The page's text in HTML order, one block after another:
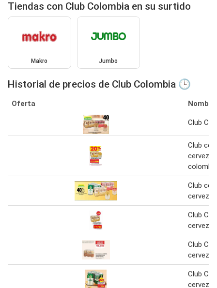
Tiendas con Club Colombia en su surtido
Makro Jumbo
Historial de precios de Club Colombia 🕒
Oferta Nombre
Club
Club
cerveza
Club
cervezas
Club
cerveza
Club
cerveza
Club
cerveza